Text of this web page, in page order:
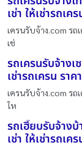
เช่า ให้เช่ารถเค
เครนรับจ้าง.com รถ
เช่
รถเครนรับจ้างเ
เช่ารถเครน ราค
เครนรับจ้าง.com รถ
ให
รถเฮี๊ยบรับจ้าง
เช่า ให้เช่ารถเค